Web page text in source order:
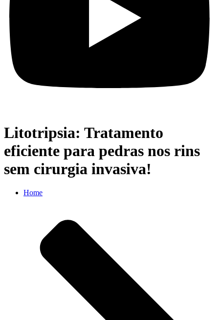
Litotripsia: Tratamento
eficiente para pedras nos rins
sem cirurgia invasiva!
Home